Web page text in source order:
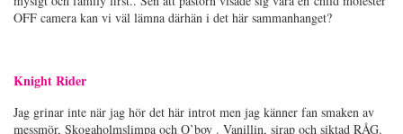
OFF camera kan vi väl lämna därhän i det här sammanhanget?
Knight Rider
Jag grinar inte när jag hör det här introt men jag känner fan smaken av
messmör, Skogaholmslimpa och O’boy . Vanillin, sirap och siktad RÅG.